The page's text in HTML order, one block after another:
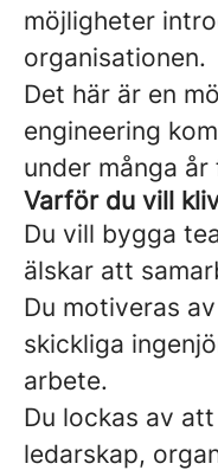
möjligheter
organisationen.
Det här är en
engineering
under många år
Varför du vill
Du vill bygga
älskar att
Du motiveras
skickliga
arbete.
Du lockas av
ledarskap,